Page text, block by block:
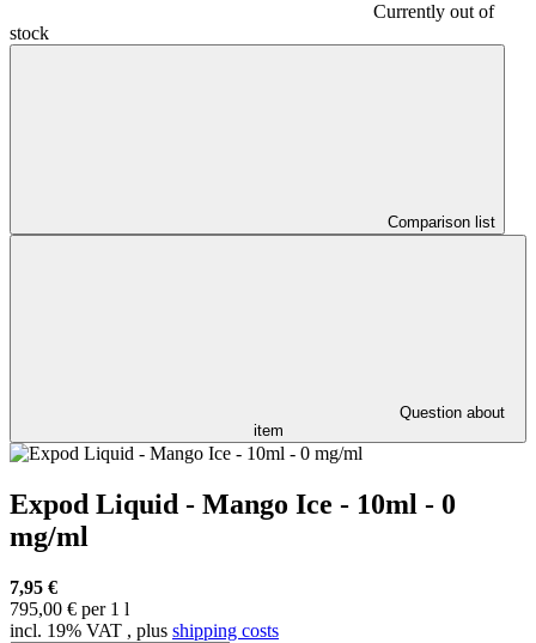
Currently out of
stock
Comparison list
Question about
item
Expod Liquid - Mango Ice - 10ml - 0
mg/ml
7,95 €
795,00 € per 1 l
incl. 19% VAT , plus shipping costs